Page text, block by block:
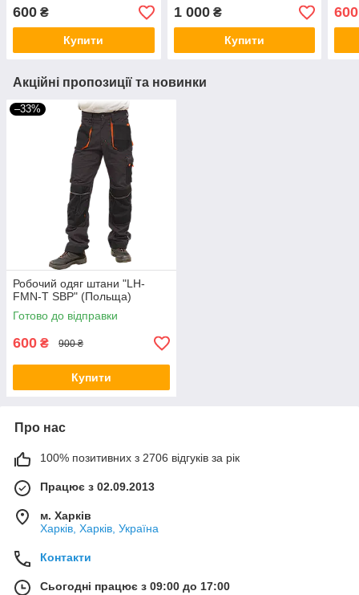
600 ₴
Купити
1 000₴
Купити
600
Акційні пропозиції та новинки
–33%
Робочий одяг штани "LH-
FMN-T SBP" (Польща)
Готово до відправки
600 ₴ 900 ₴
Купити
Про нас
100% позитивних з 2706 відгуків за рік
Працює з 02.09.2013
м. Харків
Харків, Харків, Україна
Контакти
Сьогодні працює з 09:00 до 17:00